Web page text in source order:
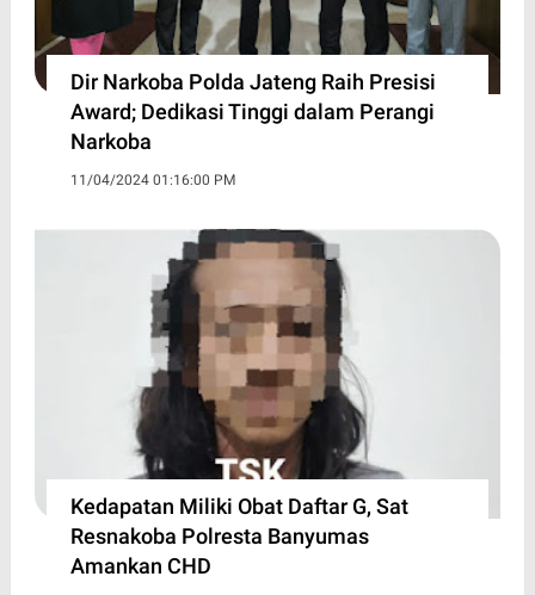
Dir Narkoba Polda Jateng Raih Presisi
Award; Dedikasi Tinggi dalam Perangi
Narkoba
11/04/2024 01:16:00 PM
Kedapatan Miliki Obat Daftar G, Sat
Resnakoba Polresta Banyumas
Amankan CHD